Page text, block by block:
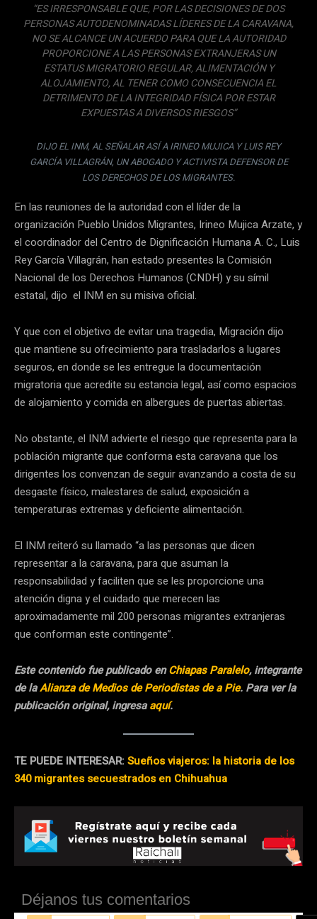
“ES IRRESPONSABLE QUE, POR LAS DECISIONES DE DOS
PERSONAS AUTODENOMINADAS LÍDERES DE LA CARAVANA,
NO SE ALCANCE UN ACUERDO PARA QUE LA AUTORIDAD
PROPORCIONE A LAS PERSONAS EXTRANJERAS UN
ESTATUS MIGRATORIO REGULAR, ALIMENTACIÓN Y
ALOJAMIENTO, AL TENER COMO CONSECUENCIA EL
DETRIMENTO DE LA INTEGRIDAD FÍSICA POR ESTAR
EXPUESTAS A DIVERSOS RIESGOS”
DIJO EL INM, AL SEÑALAR ASÍ A IRINEO MUJICA Y LUIS REY
GARCÍA VILLAGRÁN, UN ABOGADO Y ACTIVISTA DEFENSOR DE
LOS DERECHOS DE LOS MIGRANTES.
En las reuniones de la autoridad con el líder de la
organización Pueblo Unidos Migrantes, Irineo Mujica Arzate, y
el coordinador del Centro de Dignificación Humana A. C., Luis
Rey García Villagrán, han estado presentes la Comisión
Nacional de los Derechos Humanos (CNDH) y su símil
estatal, dijo el INM en su misiva oficial.
Y que con el objetivo de evitar una tragedia, Migración dijo
que mantiene su ofrecimiento para trasladarlos a lugares
seguros, en donde se les entregue la documentación
migratoria que acredite su estancia legal, así como espacios
de alojamiento y comida en albergues de puertas abiertas.
No obstante, el INM advierte el riesgo que representa para la
población migrante que conforma esta caravana que los
dirigentes los convenzan de seguir avanzando a costa de su
desgaste físico, malestares de salud, exposición a
temperaturas extremas y deficiente alimentación.
El INM reiteró su llamado “a las personas que dicen
representar a la caravana, para que asuman la
responsabilidad y faciliten que se les proporcione una
atención digna y el cuidado que merecen las
aproximadamente mil 200 personas migrantes extranjeras
que conforman este contingente”.
Este contenido fue publicado enChiapas Paralelo, integrante
de laAlianza de Medios de Periodistas de a Pie. Para ver la
publicación original, ingresaaquí.
TE PUEDE INTERESAR:Sueños viajeros: la historia de los
340 migrantes secuestrados en Chihuahua
Déjanos tus comentarios